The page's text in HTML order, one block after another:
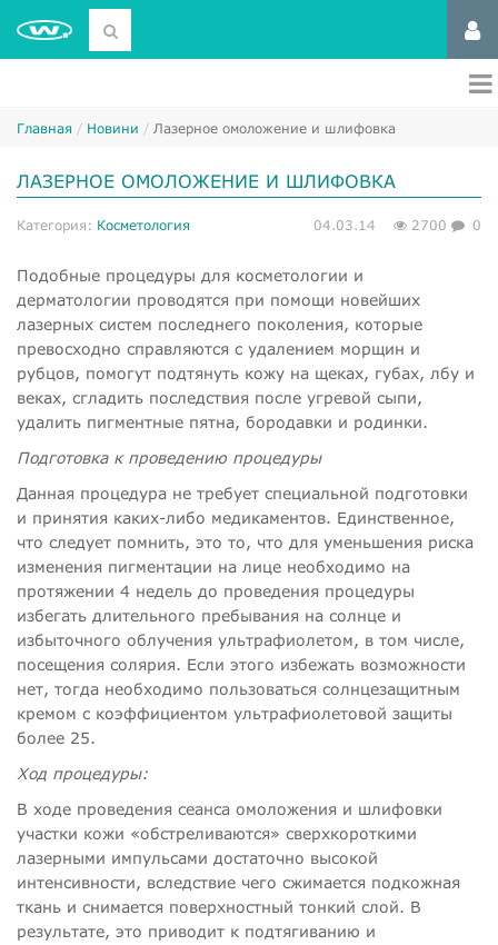
Главная Новини Лазерное омоложение и шлифовка
ЛАЗЕРНОЕ ОМОЛОЖЕНИЕ И ШЛИФОВКА
Категория: Косметология 04.03.14 2700 0
Подобные процедуры для косметологии и
дерматологии проводятся при помощи новейших
лазерных систем последнего поколения, которые
превосходно справляются с удалением морщин и
рубцов, помогут подтянуть кожу на щеках, губах, лбу и
веках, сгладить последствия после угревой сыпи,
удалить пигментные пятна, бородавки и родинки.
Подготовка к проведению процедуры
Данная процедура не требует специальной подготовки
и принятия каких-либо медикаментов. Единственное,
что следует помнить, это то, что для уменьшения риска
изменения пигментации на лице необходимо на
протяжении 4 недель до проведения процедуры
избегать длительного пребывания на солнце и
избыточного облучения ультрафиолетом, в том числе,
посещения солярия. Если этого избежать возможности
нет, тогда необходимо пользоваться солнцезащитным
кремом с коэффициентом ультрафиолетовой защиты
более 25.
Ход процедуры:
В ходе проведения сеанса омоложения и шлифовки
участки кожи «обстреливаются» сверхкороткими
лазерными импульсами достаточно высокой
интенсивности, вследствие чего сжимается подкожная
ткань и снимается поверхностный тонкий слой. В
результате, это приводит к подтягиванию и